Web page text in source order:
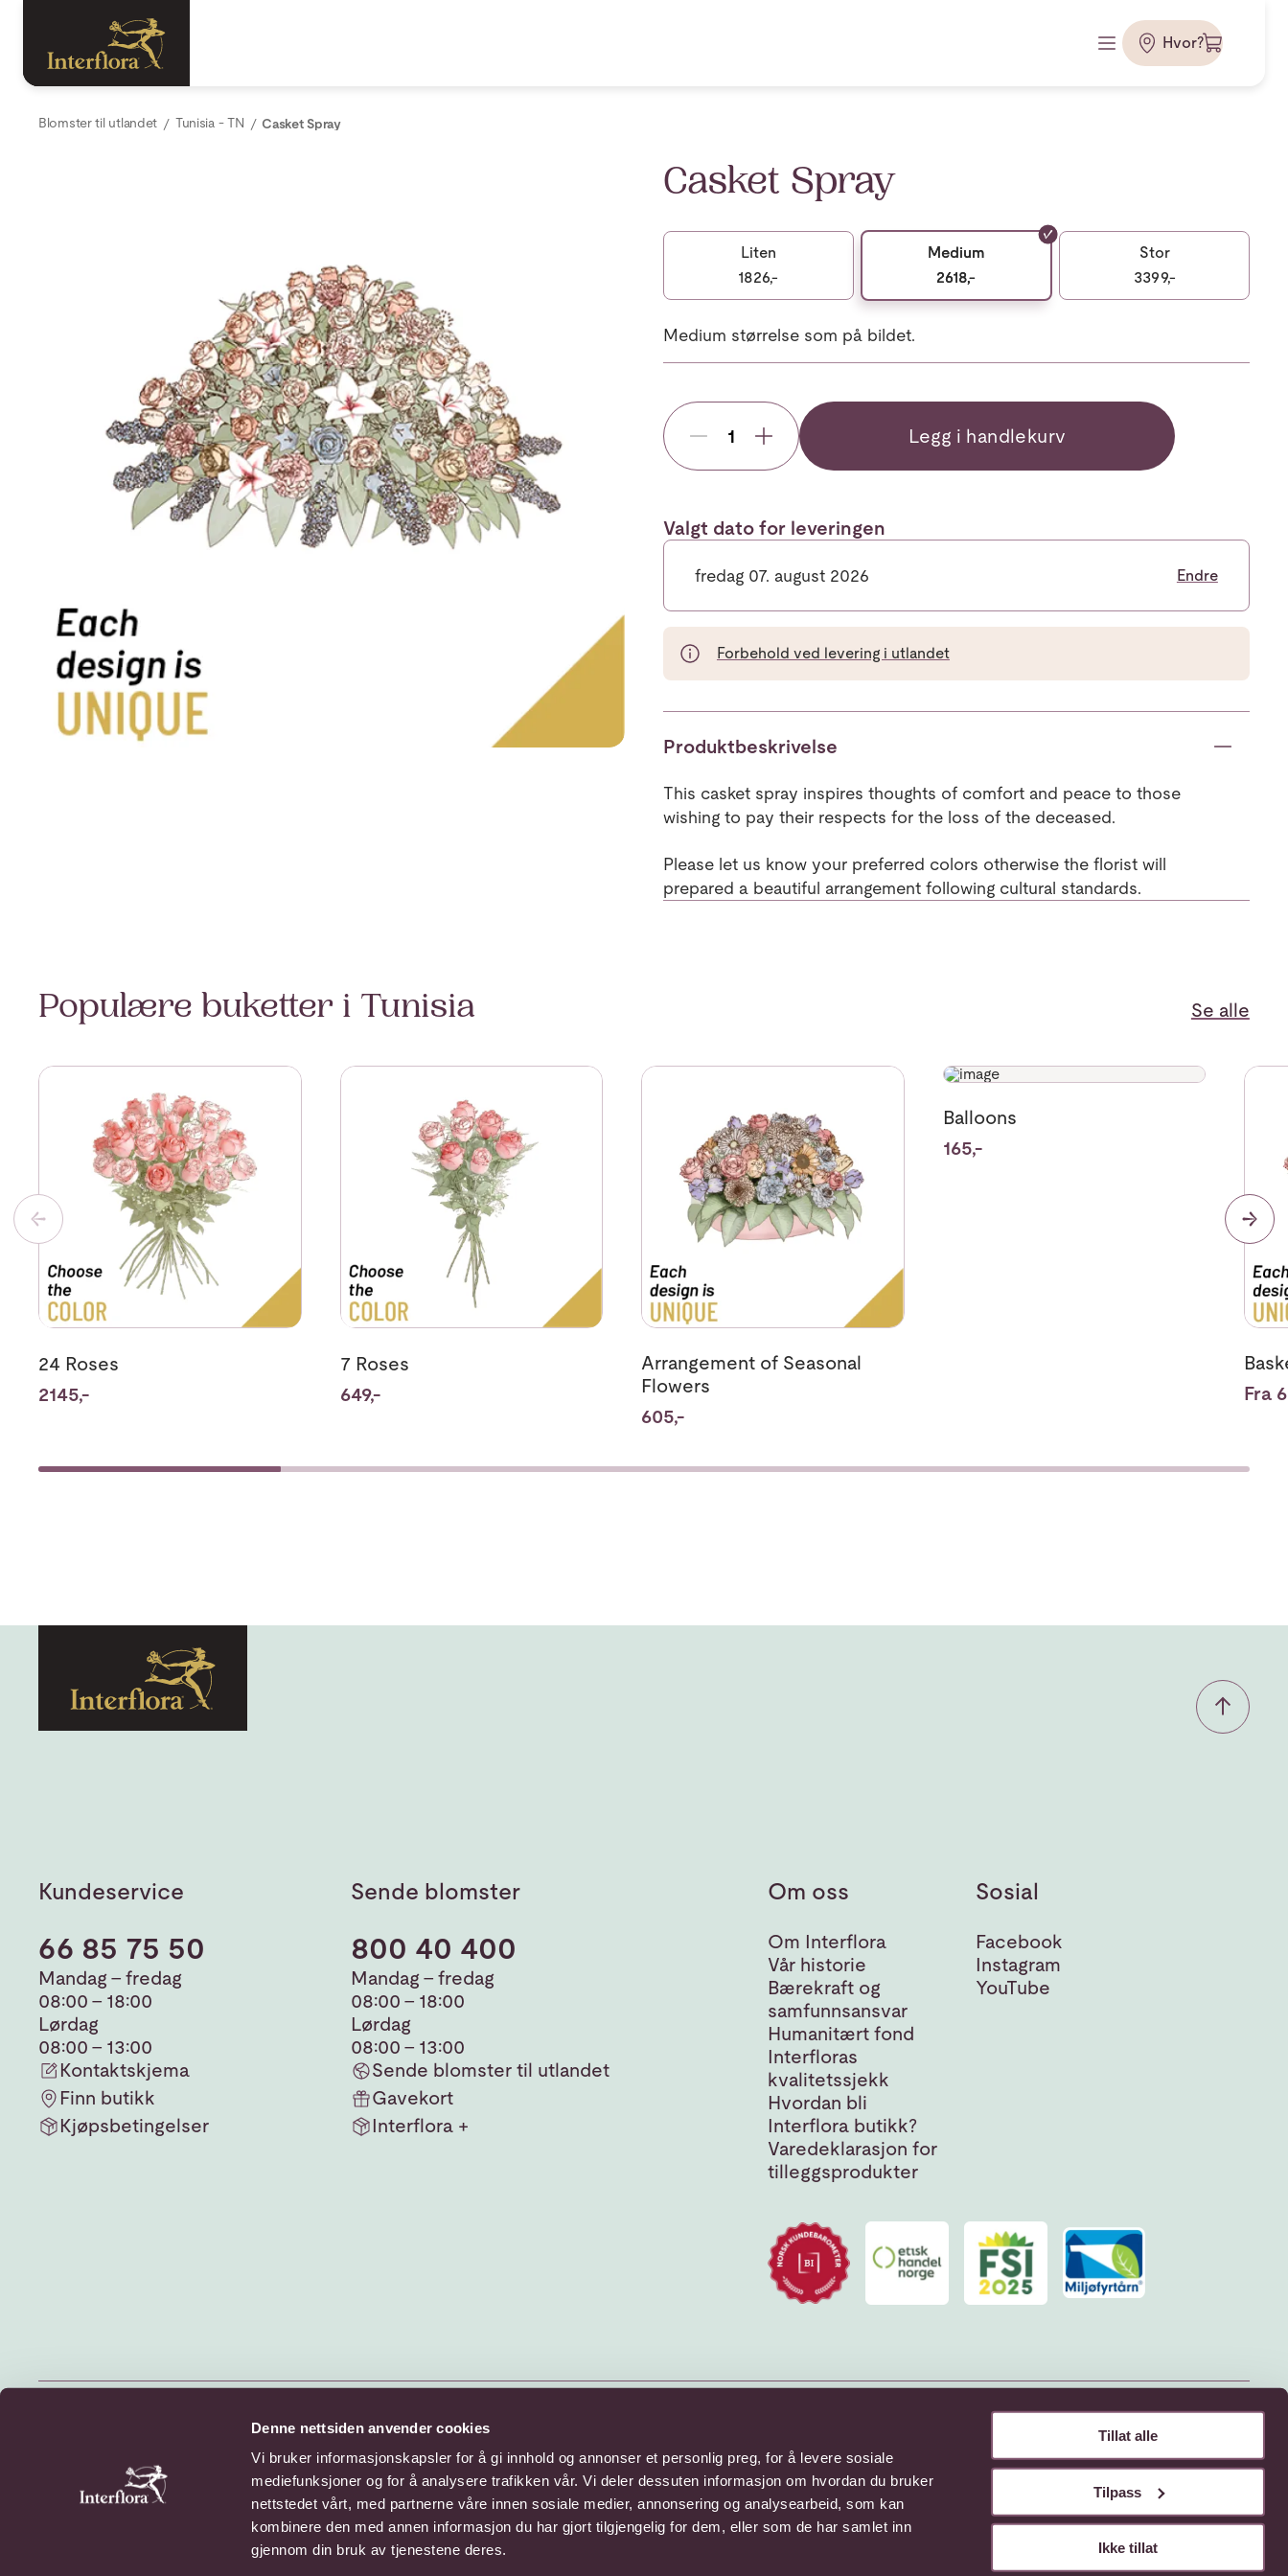
Denne nettsiden anvender cookies
Vi bruker informasjonskapsler for å gi innhold og annonser et personlig preg, for å levere sosiale
mediefunksjoner og for å analysere trafikken vår. Vi deler dessuten informasjon om hvordan du bruker
nettstedet vårt, med partnerne våre innen sosiale medier, annonsering og analysearbeid, som kan
kombinere den med annen informasjon du har gjort tilgjengelig for dem, eller som de har samlet inn
gjennom din bruk av tjenestene deres.
Tillat alle
Tilpass
Ikke tillat
Hvor?
Blomster til utlandet Tunisia - TN Casket Spray
Casket Spray
Liten
1826,-
Medium
2618,-
Stor
3399,-
Medium størrelse som på bildet.
Legg i handlekurv
Valgt dato for leveringen
fredag 07. august 2026 Endre
Forbehold ved levering i utlandet
Produktbeskrivelse
This casket spray inspires thoughts of comfort and peace to those
wishing to pay their respects for the loss of the deceased.
Please let us know your preferred colors otherwise the florist will
prepared a beautiful arrangement following cultural standards.
Populære buketter i Tunisia Se alle
Se mer om 24 Roses
24 Roses
2145,-
Se mer om 7 Roses
7 Roses
649,-
Se mer om Arrangement of Seasonal Flowers
Arrangement of Seasonal
Flowers
605,-
Se mer om Balloons
Balloons
165,-
Se
Fra
Kundeservice
66 85 75 50
Mandag - fredag
08:00 - 18:00
Lørdag
08:00 - 13:00
Kontaktskjema
Finn butikk
Kjøpsbetingelser
Sende blomster
800 40 400
Mandag - fredag
08:00 - 18:00
Lørdag
08:00 - 13:00
Sende blomster til utlandet
Gavekort
Interflora +
Om oss
Om Interflora
Vår historie
Bærekraft og
samfunnsansvar
Humanitært fond
Interfloras
kvalitetssjekk
Hvordan bli
Interflora butikk?
Varedeklarasjon for
tilleggsprodukter
Sosial
Facebook
Instagram
YouTube
PersonvernCookies